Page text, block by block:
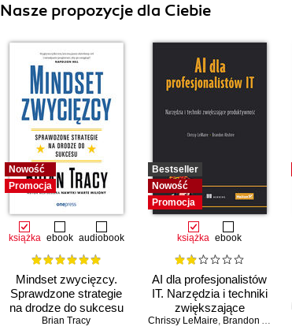
Nasze propozycje dla Ciebie
Nowość
Promocja
książka ebook audiobook
Mindset zwycięzcy.
Sprawdzone strategie
na drodze do sukcesu
Brian Tracy
Bestseller
Nowość
Promocja
książka ebook
AI dla profesjonalistów
IT. Narzędzia i techniki
zwiększające
produktywność
Chrissy LeMaire, Brandon Abshire